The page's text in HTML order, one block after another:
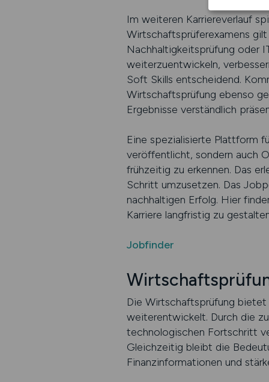
Im weiteren Karriereverlauf
Wirtschaftsprüferexamens
Nachhaltigkeitsprüfung oder
weiterzuentwickeln,
Soft Skills entscheidend.
Wirtschaftsprüfung ebenso
Ergebnisse verständlich
Eine spezialisierte Plattform
veröffentlicht, sondern auch
frühzeitig zu erkennen. Das
Schritt umzusetzen. Das
nachhaltigen Erfolg. Hier
Karriere langfristig zu
Jobfinder
Die Wirtschaftsprüfung bietet
weiterentwickelt. Durch die
technologischen Fortschritt
Gleichzeitig bleibt die
Finanzinformationen und